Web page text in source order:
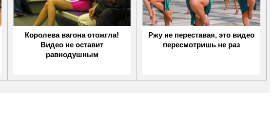
Королева вагона отожгла!
Видео не оставит
равнодушным
Ржу не переставая, это видео
пересмотришь не раз